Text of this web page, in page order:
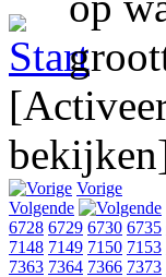
Vorige
Volgende
6728 6729 6730 6735
7148 7149 7150 7153
7363 7364 7366 7373